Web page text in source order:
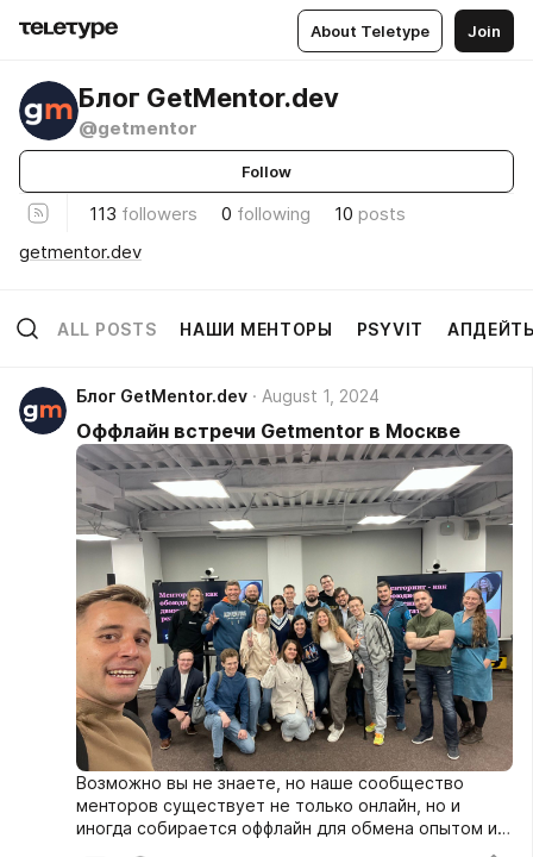
About Teletype Join
Блог GetMentor.dev
@getmentor
Follow
113 followers 0 following 10 posts
getmentor.dev
ALL POSTS НАШИ МЕНТОРЫ PSYVIT
Блог GetMentor.dev August 1, 2024
Оффлайн встречи Getmentor в Москве
Возможно вы не знаете, но наше сообщество
менторов существует не только онлайн, но и
иногда собирается оффлайн для обмена опытом и